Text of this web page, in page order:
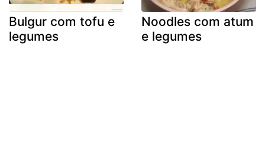
Bulgur com tofu e
legumes
Noodles com atum
e legumes